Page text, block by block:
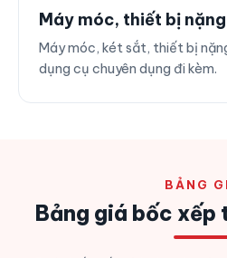
Máy móc, thiết bị nặng
Máy móc, két sắt, thiết bị
dụng cụ chuyên dụng đi kèm.
BẢNG
Bảng giá bốc xếp